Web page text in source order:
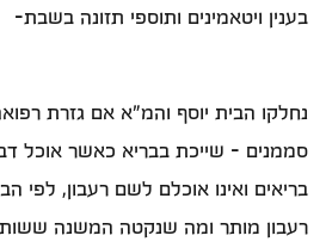
בענין ויטאמינים ותוספי תזונה בשבת-
נחלקו הבית יוסף והמ"א אם גזרת
סממנים – שייכת בבריא כאשר אוכל
בריאים ואינו אוכלם לשם רעבון, לפי
רעבון מותר ומה שנקטה המשנה